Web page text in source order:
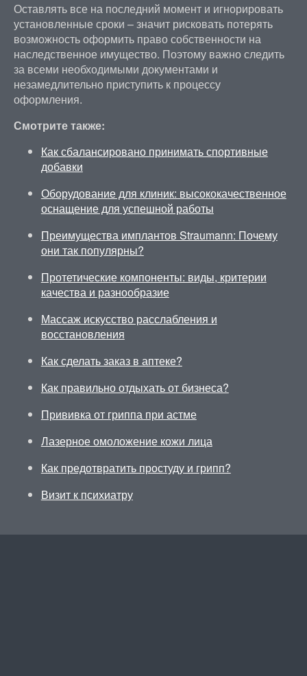
Оставлять все на последний момент и игнорировать
установленные сроки – значит рисковать потерять
возможность оформить право собственности на
наследственное имущество. Поэтому важно следить
за всеми необходимыми документами и
незамедлительно приступить к процессу
оформления.
Смотрите также:
Как сбалансировано принимать спортивные
добавки
Оборудование для клиник: высококачественное
оснащение для успешной работы
Преимущества имплантов Straumann: Почему
они так популярны?
Протетические компоненты: виды, критерии
качества и разнообразие
Массаж искусство расслабления и
восстановления
Как сделать заказ в аптеке?
Как правильно отдыхать от бизнеса?
Прививка от гриппа при астме
Лазерное омоложение кожи лица
Как предотвратить простуду и грипп?
Визит к психиатру